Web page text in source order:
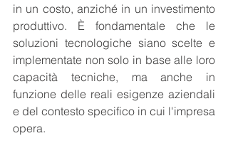
in un costo, anziché in un investimento
produttivo. È fondamentale che le
soluzioni tecnologiche siano scelte e
implementate non solo in base alle loro
capacità tecniche, ma anche in
funzione delle reali esigenze aziendali
e del contesto specifico in cui l'impresa
opera.